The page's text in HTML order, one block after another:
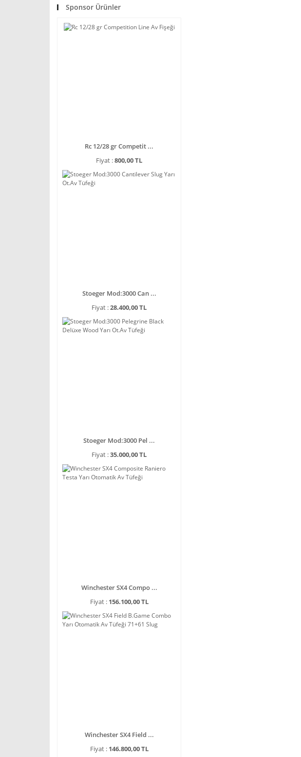
Sponsor Ürünler
Rc 12/28 gr Competit ...
Fiyat :800,00 TL
Stoeger Mod:3000 Can ...
Fiyat :28.400,00 TL
Stoeger Mod:3000 Pel ...
Fiyat :35.000,00 TL
Winchester SX4 Compo ...
Fiyat : 156.100,00 TL
Winchester SX4 Field ...
Fiyat : 146.800,00 TL